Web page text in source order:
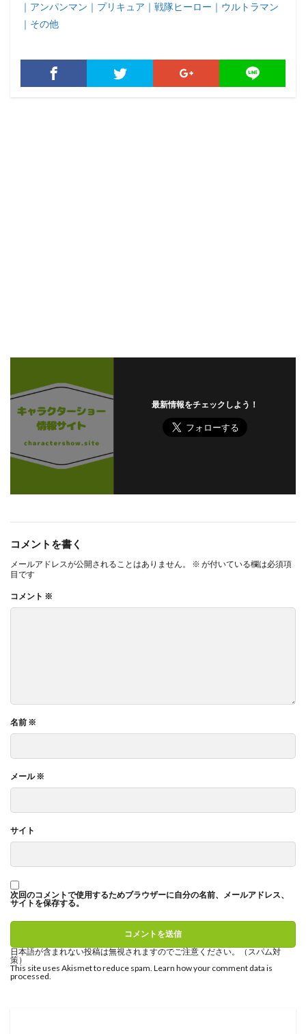
｜アンパンマン ｜プリキュア ｜戦隊ヒーロー ｜ウルトラマン
｜その他
最新情報をチェックしよう！
コメントを書く
メールアドレスが公開されることはありません。 ※ が付いている欄は必須項
目です
コメント ※
名前 ※
メール※
サイト
次回のコメントで使用するためブラウザーに自分の名前、メールアドレス、
サイトを保存する。
日本語が含まれない投稿は無視されますのでご注意ください。（スパム対
策）
This site uses Akismet to reduce spam. Learn how your comment data is
processed.